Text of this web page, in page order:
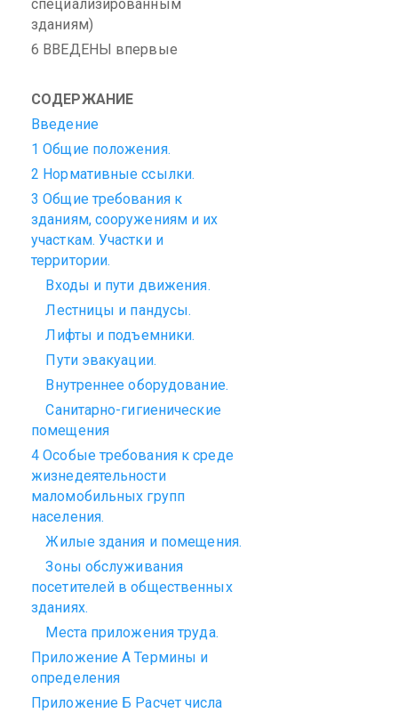
специализированным
зданиям)
6 ВВЕДЕНЫ впервые
СОДЕРЖАНИЕ
Введение
1 Общие положения.
2 Нормативные ссылки.
3 Общие требования к
зданиям, сооружениям и их
участкам. Участки и
территории.
Входы и пути движения.
Лестницы и пандусы.
Лифты и подъемники.
Пути эвакуации.
Внутреннее оборудование.
Санитарно-гигиенические
помещения
4 Особые требования к среде
жизнедеятельности
маломобильных групп
населения.
Жилые здания и помещения.
Зоны обслуживания
посетителей в общественных
зданиях.
Места приложения труда.
Приложение А Термины и
определения
Приложение Б Расчет числа